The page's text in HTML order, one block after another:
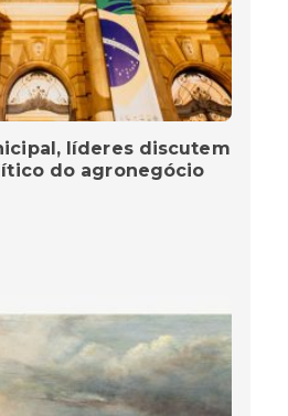
líderes discutem
do agronegócio